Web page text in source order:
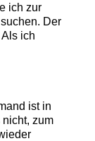
ich zur
Der
ich
ist in
zum